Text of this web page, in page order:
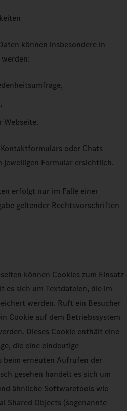
können insbesondere in
Webseite.
oder Chats
jeweiligen Formular ersichtlich.
erfolgt nur im Falle einer
geltender Rechtsvorschriften
können Cookies zum Einsatz
es sich um Textdateien, die im
werden. Ruft ein Besucher
Cookie auf dem Betriebssystem
Dieses Cookie enthält eine
die eine eindeutige
erneuten Aufrufen der
gesehen handelt es sich um
ähnliche Softwaretools wie
Shared Objects (sogenannte